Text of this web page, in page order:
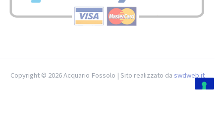
Copyright © 2026 Acquario Fossolo | Sito realizzato da swdweb.it